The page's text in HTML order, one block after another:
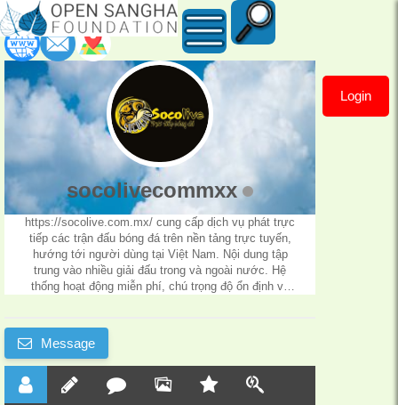
socolivecommxx Login
socolivecommxx
https://socolive.com.mx/ cung cấp dịch vụ phát trực
tiếp các trận đấu bóng đá trên nền tảng trực tuyến,
hướng tới người dùng tại Việt Nam. Nội dung tập
trung vào nhiều giải đấu trong và ngoài nước. Hệ
thống hoạt động miễn phí, chú trọng độ ổn định và
Message